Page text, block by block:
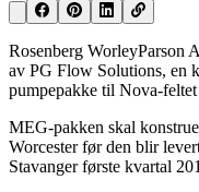
Rosenberg WorleyParson
av PG Flow Solutions, en
pumpepakke til Nova-
MEG-pakken skal
Worcester før den blir
Stavanger første kvartal